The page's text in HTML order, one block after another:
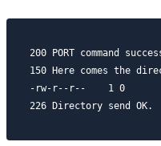
200 PORT command
150 Here comes the
-rw-r--r--    1 0